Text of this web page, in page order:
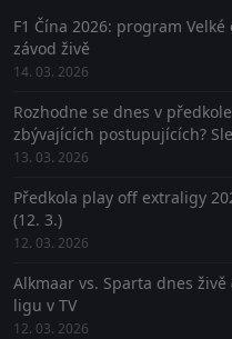
F1 Čína 2026: program
závod živě
14. 03. 2026
Rozhodne se dnes v
zbývajících postupujících?
13. 03. 2026
Předkola play off extraligy
(12. 3.)
12. 03. 2026
Alkmaar vs. Sparta dnes
ligu v TV
12. 03. 2026